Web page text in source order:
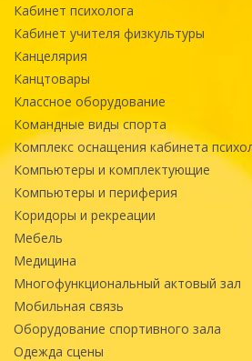
Кабинет психолога
Кабинет учителя физкультуры
Канцелярия
Канцтовары
Классное оборудование
Командные виды спорта
Комплекс оснащения кабинета
Компьютеры и комплектующие
Компьютеры и периферия
Коридоры и рекреации
Мебель
Медицина
Многофункциональный актовый зал
Мобильная связь
Оборудование спортивного зала
Одежда сцены